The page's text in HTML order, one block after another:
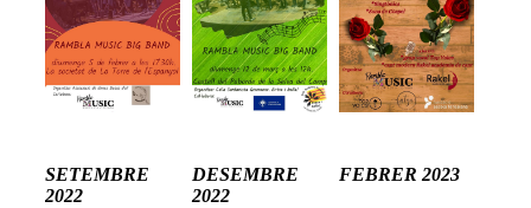
SETEMBRE
2022
DESEMBRE
2022
FEBRER 2023